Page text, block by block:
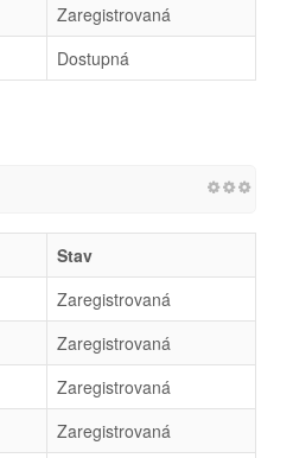
Zaregistrovaná
Dostupná
Stav
Zaregistrovaná
Zaregistrovaná
Zaregistrovaná
Zaregistrovaná